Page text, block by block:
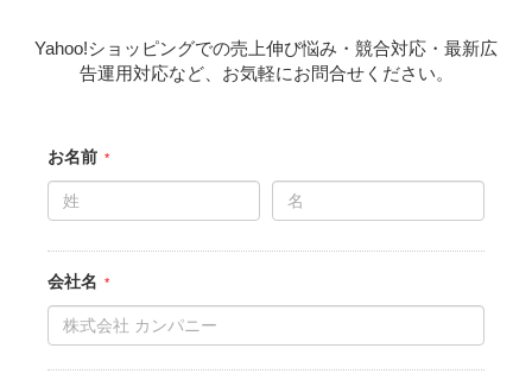
Yahoo!ショッピングでの売上伸び悩み・競合対応・最新広
告運用対応など、お気軽にお問合せください。
お名前
会社名